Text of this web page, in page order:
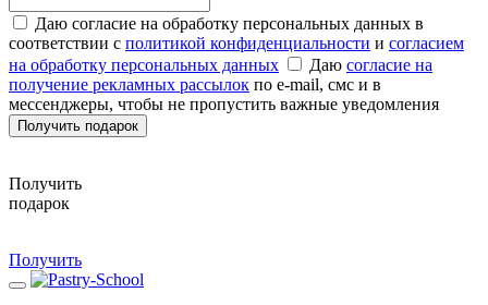
Даю согласие на обработку персональных данных в
соответствии с политикой конфиденциальности и согласием
на обработку персональных данных
Даю согласие на
получение рекламных рассылок по e-mail, смс и в
мессенджеры, чтобы не пропустить важные уведомления
Получить подарок
Получить
подарок
Получить